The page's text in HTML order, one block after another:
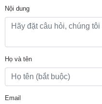
Nội dung
Họ và tên
Email